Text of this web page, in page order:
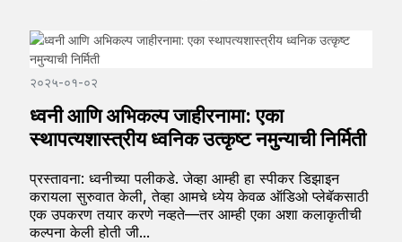
२०२५-०१-०२
ध्वनी आणि अभिकल्प जाहीरनामा: एका
स्थापत्यशास्त्रीय ध्वनिक उत्कृष्ट नमुन्याची निर्मिती
प्रस्तावना: ध्वनीच्या पलीकडे. जेव्हा आम्ही हा स्पीकर डिझाइन
करायला सुरुवात केली, तेव्हा आमचे ध्येय केवळ ऑडिओ प्लेबॅकसाठी
एक उपकरण तयार करणे नव्हते—तर आम्ही एका अशा कलाकृतीची
कल्पना केली होती जी...